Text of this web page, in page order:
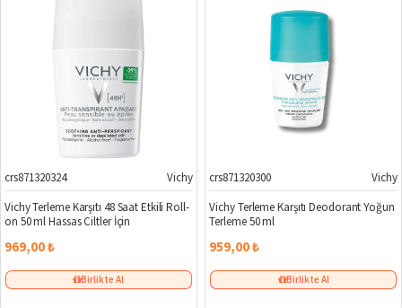
crs871320324
Vichy
Vichy Terleme Karşıtı 48 Saat Etkili Roll-
on 50 ml Hassas Ciltler İçin
969,00 ₺
Birlikte Al
crs871320300
Vichy
Vichy Terleme Karşıtı Deodorant Yoğun
Terleme 50 ml
959,00 ₺
Birlikte Al